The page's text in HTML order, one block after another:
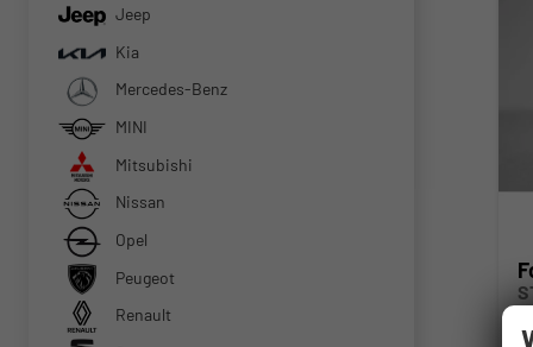
Jeep
Kia
Mercedes-Benz
MINI
Mitsubishi
Nissan
Opel
Peugeot
Renault